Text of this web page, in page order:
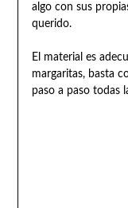
algo con sus
querido.
El material es
margaritas, basta
paso a paso todas